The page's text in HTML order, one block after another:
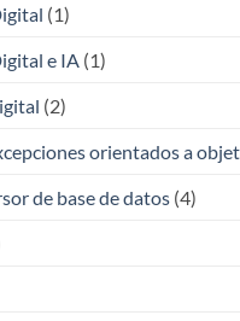
(1)
e IA (1)
(2)
orientados a
de base de datos (4)